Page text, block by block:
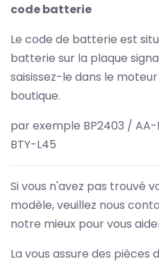
code batterie
Le code de batterie est
batterie sur la plaque
saisissez-le dans le
boutique.
par exemple BP2403 /
BTY-L45
Si vous n'avez pas trouvé
modèle, veuillez nous
notre mieux pour vous
La vous assure des pièces